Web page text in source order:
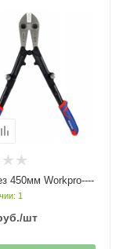
450мм Workpro----
1
/шт